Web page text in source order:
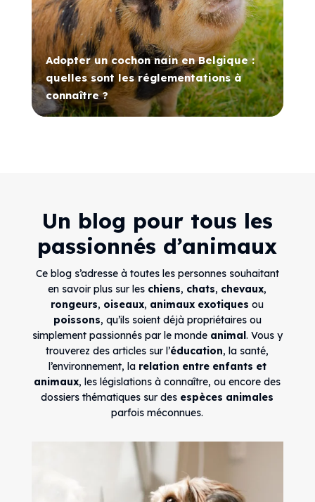
Adopter un cochon nain en Belgique :
quelles sont les réglementations à
connaître ?
Un blog pour tous les
passionnés d’animaux
Ce blog s’adresse à toutes les personnes souhaitant
en savoir plus sur les chiens, chats, chevaux,
rongeurs, oiseaux, animaux exotiques ou
poissons, qu’ils soient déjà propriétaires ou
simplement passionnés par le monde animal. Vous y
trouverez des articles sur l’éducation, la santé,
l’environnement, la relation entre enfants et
animaux, les législations à connaître, ou encore des
dossiers thématiques sur des espèces animales
parfois méconnues.